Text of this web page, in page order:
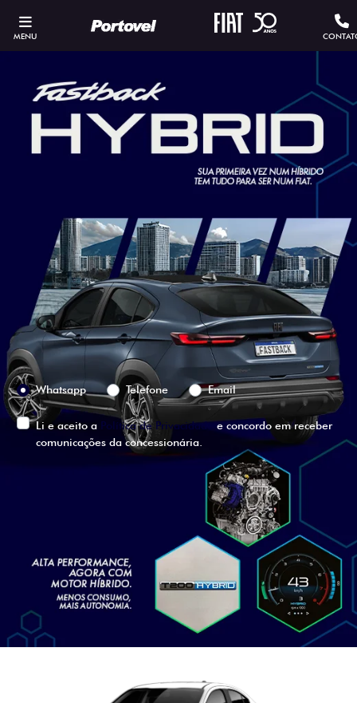
MENU
SOLICITAR PROPOSTA
Versão escolhida
Preferência de contato:
Whatsapp
Telefone Email
Li e aceito a Política de Privacidade
e concordo em receber
comunicações da concessionária.
ENTRAR EM CONTATO
VISUALIZE O
VEÍCULO EM
360°